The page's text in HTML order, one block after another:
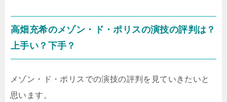
高畑充希のメゾン・ド・ポリスの演技の評判は？
上手い？下手？
メゾン・ド・ポリスでの演技の評判を見ていきたいと
思います。